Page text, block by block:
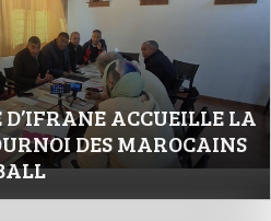
ACCUEILLE LA
DES MAROCAINS